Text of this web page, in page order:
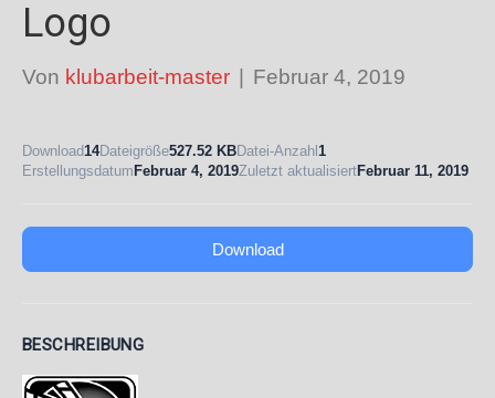
Logo
Von klubarbeit-master | Februar 4, 2019
Download14Dateigröße527.52 KBDatei-Anzahl1
ErstellungsdatumFebruar 4, 2019Zuletzt aktualisiertFebruar 11, 2019
Download
BESCHREIBUNG